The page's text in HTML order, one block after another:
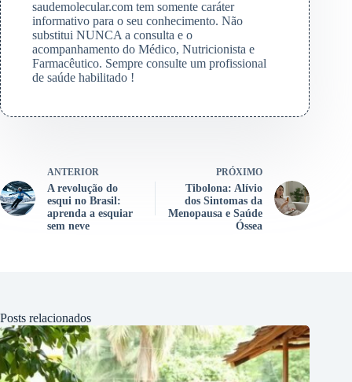
saudemolecular.com tem somente caráter
informativo para o seu conhecimento. Não
substitui NUNCA a consulta e o
acompanhamento do Médico, Nutricionista e
Farmacêutico. Sempre consulte um profissional
de saúde habilitado !
ANTERIOR
A revolução do
esqui no Brasil:
aprenda a esquiar
sem neve
PRÓXIMO
Tibolona: Alívio
dos Sintomas da
Menopausa e Saúde
Óssea
Posts relacionados